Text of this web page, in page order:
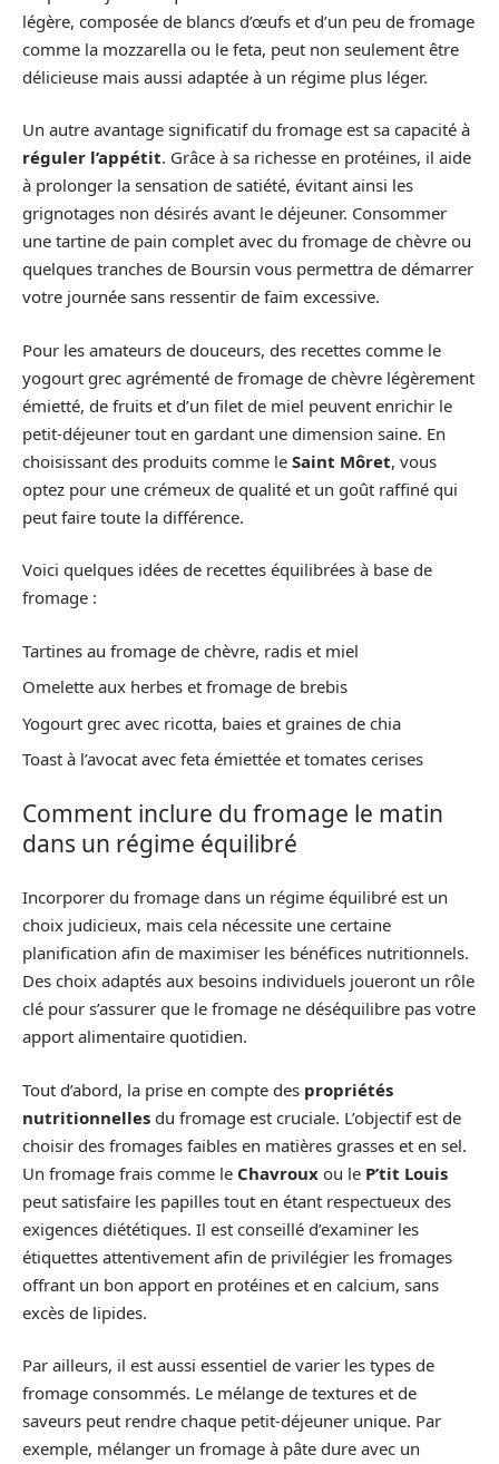
légère, composée de blancs d’œufs et d’un peu de fromage
comme la mozzarella ou le feta, peut non seulement être
délicieuse mais aussi adaptée à un régime plus léger.
Un autre avantage significatif du fromage est sa capacité à
réguler l’appétit. Grâce à sa richesse en protéines, il aide
à prolonger la sensation de satiété, évitant ainsi les
grignotages non désirés avant le déjeuner. Consommer
une tartine de pain complet avec du fromage de chèvre ou
quelques tranches de Boursin vous permettra de démarrer
votre journée sans ressentir de faim excessive.
Pour les amateurs de douceurs, des recettes comme le
yogourt grec agrémenté de fromage de chèvre légèrement
émietté, de fruits et d’un filet de miel peuvent enrichir le
petit-déjeuner tout en gardant une dimension saine. En
choisissant des produits comme le Saint Môret, vous
optez pour une crémeux de qualité et un goût raffiné qui
peut faire toute la différence.
Voici quelques idées de recettes équilibrées à base de
fromage :
Tartines au fromage de chèvre, radis et miel
Omelette aux herbes et fromage de brebis
Yogourt grec avec ricotta, baies et graines de chia
Toast à l’avocat avec feta émiettée et tomates cerises
Comment inclure du fromage le matin
dans un régime équilibré
Incorporer du fromage dans un régime équilibré est un
choix judicieux, mais cela nécessite une certaine
planification afin de maximiser les bénéfices nutritionnels.
Des choix adaptés aux besoins individuels joueront un rôle
clé pour s’assurer que le fromage ne déséquilibre pas votre
apport alimentaire quotidien.
Tout d’abord, la prise en compte des propriétés
nutritionnelles du fromage est cruciale. L’objectif est de
choisir des fromages faibles en matières grasses et en sel.
Un fromage frais comme le Chavroux ou le P’tit Louis
peut satisfaire les papilles tout en étant respectueux des
exigences diététiques. Il est conseillé d’examiner les
étiquettes attentivement afin de privilégier les fromages
offrant un bon apport en protéines et en calcium, sans
excès de lipides.
Par ailleurs, il est aussi essentiel de varier les types de
fromage consommés. Le mélange de textures et de
saveurs peut rendre chaque petit-déjeuner unique. Par
exemple, mélanger un fromage à pâte dure avec un